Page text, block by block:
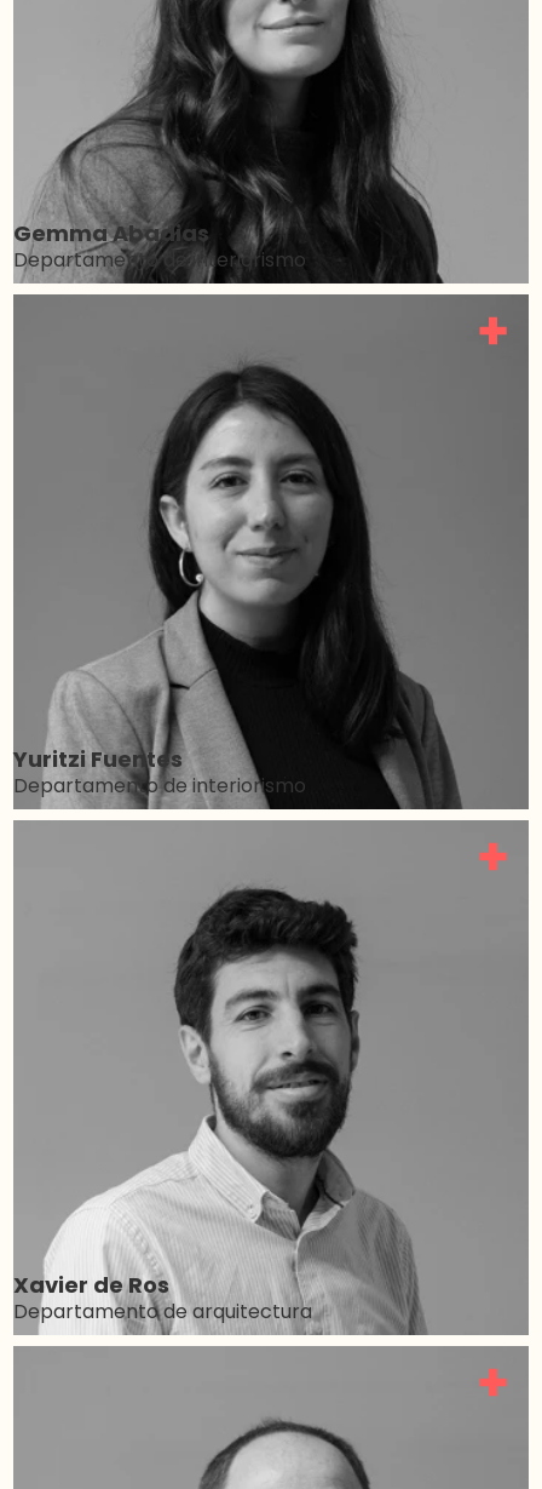
Gemma Abadias
Departamento de interiorismo
Yuritzi Fuentes
Departamento de interiorismo
Xavier de Ros
Departamento de arquitectura